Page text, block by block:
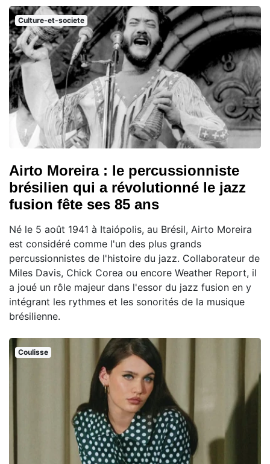
Culture-et-societe
Airto Moreira : le percussionniste
brésilien qui a révolutionné le jazz
fusion fête ses 85 ans
Né le 5 août 1941 à Itaiópolis, au Brésil, Airto Moreira
est considéré comme l'un des plus grands
percussionnistes de l'histoire du jazz. Collaborateur de
Miles Davis, Chick Corea ou encore Weather Report, il
a joué un rôle majeur dans l'essor du jazz fusion en y
intégrant les rythmes et les sonorités de la musique
brésilienne.
Coulisse